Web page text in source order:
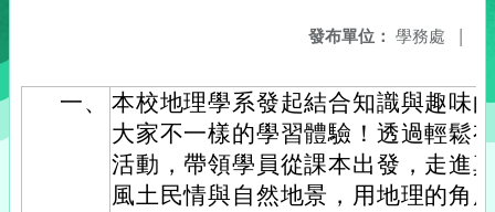
發布單位： 學務處 |
一、
本校地理學系發起結合知識與趣味
大家不一樣的學習體驗！透過輕鬆
活動，帶領學員從課本出發，走進
風土民情與自然地景，用地理的角